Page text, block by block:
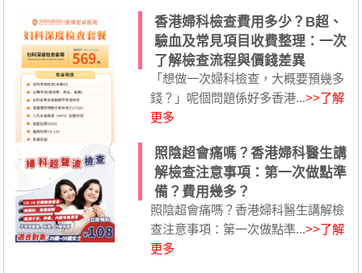
香港婦科檢查費用多少？B超、
驗血及常見項目收費整理：一次
了解檢查流程與價錢差異
「想做一次婦科檢查，大概要預幾多
錢？」呢個問題係好多香港...>>了解
更多
照陰超會痛嗎？香港婦科醫生講
解檢查注意事項：第一次做點準
備？費用幾多？
照陰超會痛嗎？香港婦科醫生講解檢
查注意事項：第一次做點準...>>了解
更多